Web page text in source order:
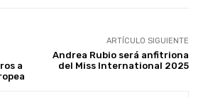
a
ARTÍCULO SIGUIENTE
Andrea Rubio será anfitriona
del Miss International 2025